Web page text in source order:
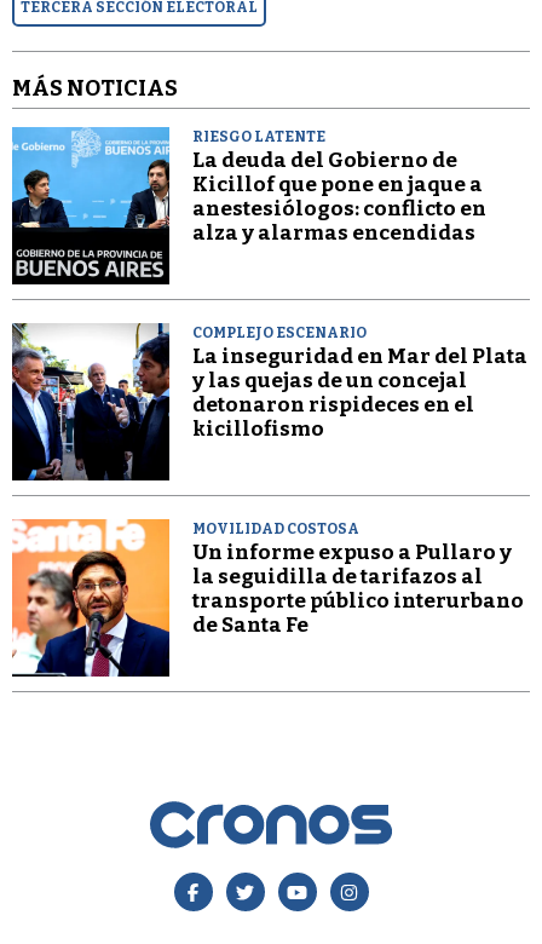
TERCERA SECCIÓN ELECTORAL
MÁS NOTICIAS
RIESGO LATENTE
La deuda del Gobierno de
Kicillof que pone en jaque a
anestesiólogos: conflicto en
alza y alarmas encendidas
COMPLEJO ESCENARIO
La inseguridad en Mar del Plata
y las quejas de un concejal
detonaron rispideces en el
kicillofismo
MOVILIDAD COSTOSA
Un informe expuso a Pullaro y
la seguidilla de tarifazos al
transporte público interurbano
de Santa Fe